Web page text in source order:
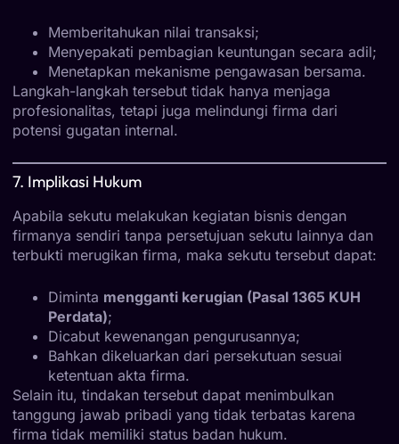
Memberitahukan nilai transaksi;
Menyepakati pembagian keuntungan secara adil;
Menetapkan mekanisme pengawasan bersama.
Langkah-langkah tersebut tidak hanya menjaga
profesionalitas, tetapi juga melindungi firma dari
potensi gugatan internal.
7. Implikasi Hukum
Apabila sekutu melakukan kegiatan bisnis dengan
firmanya sendiri tanpa persetujuan sekutu lainnya dan
terbukti merugikan firma, maka sekutu tersebut dapat:
Diminta mengganti kerugian (Pasal 1365 KUH
Perdata);
Dicabut kewenangan pengurusannya;
Bahkan dikeluarkan dari persekutuan sesuai
ketentuan akta firma.
Selain itu, tindakan tersebut dapat menimbulkan
tanggung jawab pribadi yang tidak terbatas karena
firma tidak memiliki status badan hukum.